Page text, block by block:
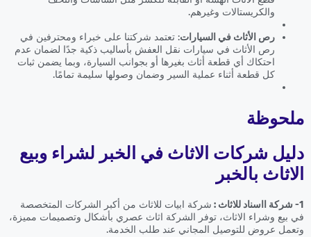
والكريستالات وغيرهم.
رص الأثاث في السيارات: تعتمد شركتنا على خبراء ومحترفين في
رص الأثاث في سيارات نقل العفش بأساليب ذكية جدًا لضمان عدم
احتكاك أي قطعة أثاث بغيرها أو بجوانب السيارة، وبما يضمن ثبات
كل قطعة أثناء عملية السير وضمان وصولها سليمة تمامًا.
ملحوظة
دليل شركات الاثاث في الخبر لشراء وبيع
الاثاث بالخبر
1- شركة ااسناد للاثاث :
شركة ابيات للاثاث من أكبر الشركات المتخصصة
في بيع وشراء الاثاث، توفر الشركة اثاث عصري بأشكال وتصميمات مميزة،
وتعمل عروض للتوصيل المجاني عند طلب الخدمة.